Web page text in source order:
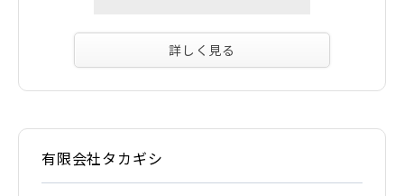
詳しく見る
有限会社タカギシ